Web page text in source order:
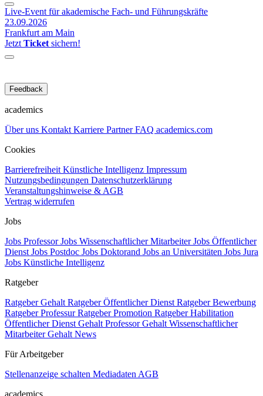
Live-Event für akademische Fach- und Führungskräfte
23.09.2026
Frankfurt am Main
Jetzt Ticket sichern!
Feedback
academics
Über uns Kontakt Karriere PartnerFAQ academics.com
Cookies
Barrierefreiheit Künstliche Intelligenz Impressum
Nutzungsbedingungen Datenschutzerklärung
Veranstaltungshinweise & AGB
Vertrag widerrufen
Jobs
Jobs ProfessorJobs Wissenschaftlicher MitarbeiterJobs Öffentlicher
Dienst Jobs Postdoc Jobs Doktorand Jobs an Universitäten Jobs Jura
Jobs Künstliche Intelligenz
Ratgeber
Ratgeber Gehalt Ratgeber Öffentlicher Dienst Ratgeber Bewerbung
Ratgeber ProfessurRatgeber Promotion Ratgeber Habilitation
Öffentlicher Dienst Gehalt Professor Gehalt Wissenschaftlicher
Mitarbeiter Gehalt News
Für Arbeitgeber
Stellenanzeige schalten Mediadaten AGB
academics